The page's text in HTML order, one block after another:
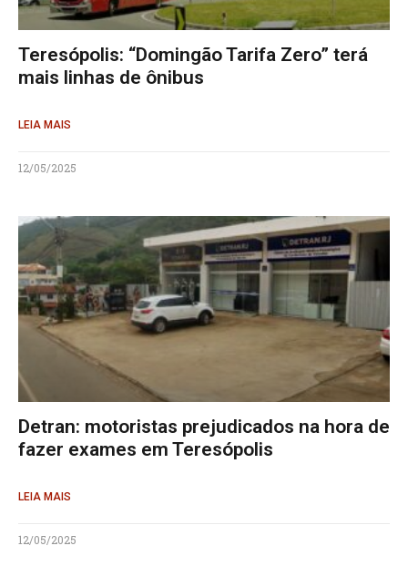
Teresópolis: “Domingão Tarifa Zero” terá
mais linhas de ônibus
LEIA MAIS
12/05/2025
Detran: motoristas prejudicados na hora de
fazer exames em Teresópolis
LEIA MAIS
12/05/2025